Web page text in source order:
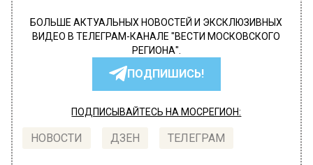
БОЛЬШЕ АКТУАЛЬНЫХ НОВОСТЕЙ И ЭКСКЛЮЗИВНЫХ
ВИДЕО В ТЕЛЕГРАМ-КАНАЛЕ "ВЕСТИ МОСКОВСКОГО
РЕГИОНА".
ПОДПИШИСЬ!
ПОДПИСЫВАЙТЕСЬ НА МОСРЕГИОН:
НОВОСТИ ДЗЕН ТЕЛЕГРАМ